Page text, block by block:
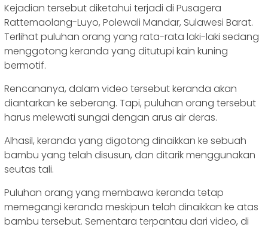
Kejadian tersebut diketahui terjadi di Pusagera
Rattemaolang-Luyo, Polewali Mandar, Sulawesi Barat.
Terlihat puluhan orang yang rata-rata laki-laki sedang
menggotong keranda yang ditutupi kain kuning
bermotif.
Rencananya, dalam video tersebut keranda akan
diantarkan ke seberang. Tapi, puluhan orang tersebut
harus melewati sungai dengan arus air deras.
Alhasil, keranda yang digotong dinaikkan ke sebuah
bambu yang telah disusun, dan ditarik menggunakan
seutas tali.
Puluhan orang yang membawa keranda tetap
memegangi keranda meskipun telah dinaikkan ke atas
bambu tersebut. Sementara terpantau dari video, di